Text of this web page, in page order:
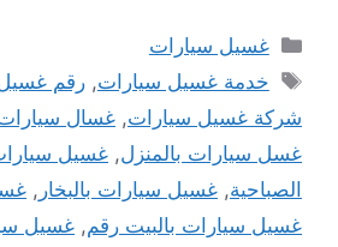
التصنيفات
غسيل سيارات
الوسوم
خدمة غسيل سيارات,رقم
شركة غسيل سيارات, غسال
غسل سيارات بالمنزل, غسيل
الصباحية, غسيل سيارات بالبخار ,
غسيل سيارات بالبيت رقم, غسيل